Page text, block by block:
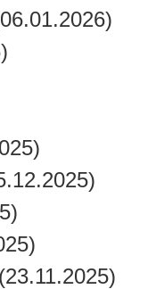
(23.11.2025)